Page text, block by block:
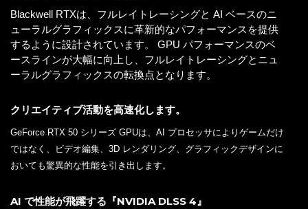
Blackwell RTXは、フルレイトレーシングと AI ベースのニ
ューラルグラフィックスに革新的なパフォーマンスを提供
するように設計されています。 GPU パフォーマンスのベ
ースラインが大幅に向上し、フルレイトレーシングとニュ
ーラルグラフィックスの転換点となります。
クリエイティブ活動を高速化します。
GeForce RTX 50 シリーズ GPUは、AI プロセッサによりゲームだけ
ではなく、ビデオ編集、3D レンダリング、グラフィックデザインに
おいても驚異的な性能を引き出します。
AI で性能が飛躍する『NVIDIA DLSS 4』